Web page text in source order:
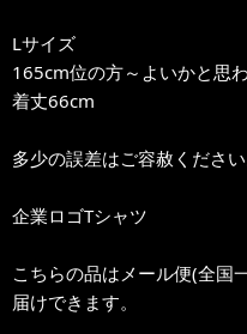
Lサイズ
165cm位の方～よいかと思
着丈66cm
多少の誤差はご容赦ください
企業ロゴTシャツ
こちらの品はメール便(全国
届けできます。